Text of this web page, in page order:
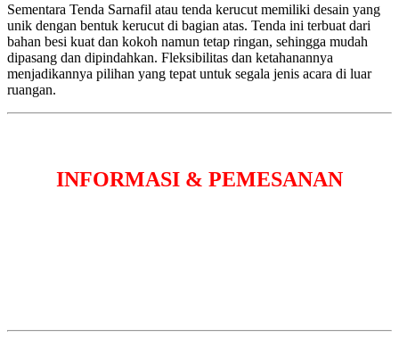
Sementara Tenda Sarnafil atau tenda kerucut memiliki desain yang
unik dengan bentuk kerucut di bagian atas. Tenda ini terbuat dari
bahan besi kuat dan kokoh namun tetap ringan, sehingga mudah
dipasang dan dipindahkan. Fleksibilitas dan ketahanannya
menjadikannya pilihan yang tepat untuk segala jenis acara di luar
ruangan.
INFORMASI & PEMESANAN